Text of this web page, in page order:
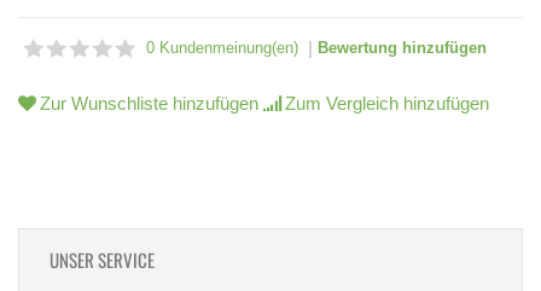
0 Kundenmeinung(en) | Bewertung hinzufügen
Zur Wunschliste hinzufügen Zum Vergleich hinzufügen
UNSER SERVICE